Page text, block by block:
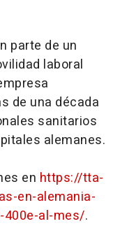
parte de un
laboral
de una década
sanitarios
alemanes.
en https://tta-
en-alemania-
al-mes/.